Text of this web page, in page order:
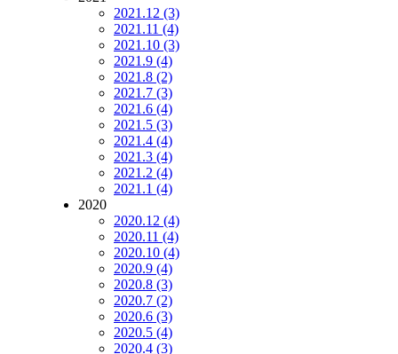
2021.12 (3)
2021.11 (4)
2021.10 (3)
2021.9 (4)
2021.8 (2)
2021.7 (3)
2021.6 (4)
2021.5 (3)
2021.4 (4)
2021.3 (4)
2021.2 (4)
2021.1 (4)
2020
2020.12 (4)
2020.11 (4)
2020.10 (4)
2020.9 (4)
2020.8 (3)
2020.7 (2)
2020.6 (3)
2020.5 (4)
2020.4 (3)